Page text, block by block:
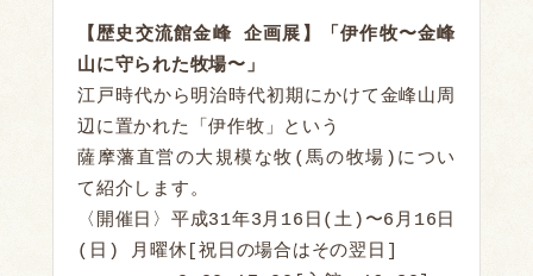
【歴史交流館金峰 企画展】「伊作牧〜金峰
山に守られた牧場〜」
江戸時代から明治時代初期にかけて金峰山周
辺に置かれた「伊作牧」という
薩摩藩直営の大規模な牧(馬の牧場)につい
て紹介します。
〈開催日〉平成31年3月16日(土)〜6月16日
(日) 月曜休[祝日の場合はその翌日]